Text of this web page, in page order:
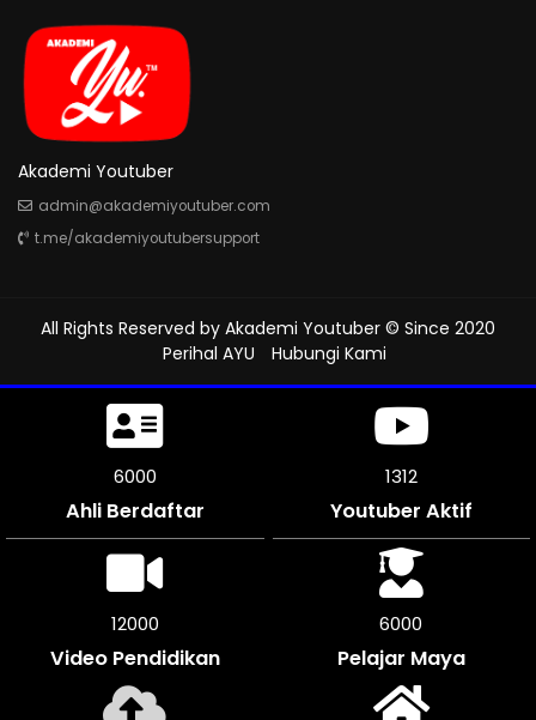
Akademi Youtuber
admin@akademiyoutuber.com
t.me/akademiyoutubersupport
All Rights Reserved by Akademi Youtuber © Since 2020
Perihal AYU
Hubungi Kami
6507
Ahli Berdaftar
1312
Youtuber Aktif
13008
Video Pendidikan
6504
Pelajar Maya